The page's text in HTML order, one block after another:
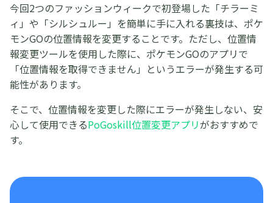
今回2つのファッションウィークで初登場した「チラーミ
ィ」や「シルシュルー」を簡単に手に入れる裏技は、ポケ
モンGOの位置情報を変更することです。ただし、位置情
報変更ツールを使用した際に、ポケモンGOのアプリで
「位置情報を取得できません」というエラーが発生する可
能性があります。
そこで、位置情報を変更した際にエラーが発生しない、安
心して使用できるPoGoskill位置変更アプリがおすすめで
す。